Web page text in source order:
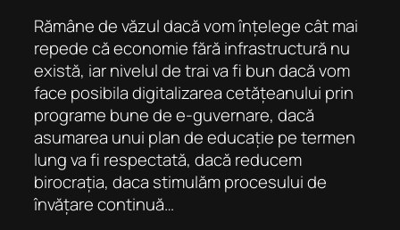
Rămâne de văzul dacă vom înțelege cât mai
repede că economie fără infrastructură nu
există, iar nivelul de trai va fi bun dacă vom
face posibila digitalizarea cetățeanului prin
programe bune de e-guvernare, dacă
asumarea unui plan de educație pe termen
lung va fi respectată, dacă reducem
birocrația, daca stimulăm procesului de
învățare continuă…